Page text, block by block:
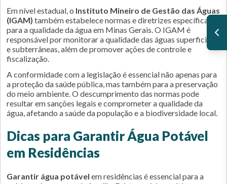
Em nível estadual, o Instituto Mineiro de Gestão das Águas
(IGAM) também estabelece normas e diretrizes específicas
para a qualidade da água em Minas Gerais. O IGAM é
responsável por monitorar a qualidade das águas superficiais
e subterrâneas, além de promover ações de controle e
fiscalização.
A conformidade com a legislação é essencial não apenas para
a proteção da saúde pública, mas também para a preservação
do meio ambiente. O descumprimento das normas pode
resultar em sanções legais e comprometer a qualidade da
água, afetando a saúde da população e a biodiversidade local.
Dicas para Garantir Água Potável
em Residências
Garantir água potável em residências é essencial para a